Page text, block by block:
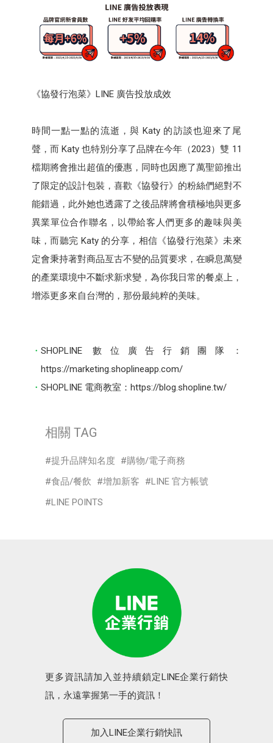
《協發行泡菜》LINE 廣告投放成效
時間一點一點的流逝，與 Katy 的訪談也迎來了尾
聲，而 Katy 也特別分享了品牌在今年（2023）雙 11
檔期將會推出超值的優惠，同時也因應了萬聖節推出
了限定的設計包裝，喜歡《協發行》的粉絲們絕對不
能錯過，此外她也透露了之後品牌將會積極地與更多
異業單位合作聯名，以帶給客人們更多的趣味與美
味，而聽完 Katy 的分享，相信《協發行泡菜》未來
定會秉持著對商品亙古不變的品質要求，在瞬息萬變
的產業環境中不斷求新求變，為你我日常的餐桌上，
增添更多來自台灣的，那份最純粹的美味。
SHOPLINE 數位廣告行銷團隊：
https://marketing.shoplineapp.com/
SHOPLINE 電商教室：https://blog.shopline.tw/
相關 TAG
提升品牌知名度
購物/電子商務
食品/餐飲
增加新客
LINE 官方帳號
LINE POINTS
更多資訊請加入並持續鎖定LINE企業行銷快
訊，永遠掌握第一手的資訊！
加入LINE企業行銷快訊